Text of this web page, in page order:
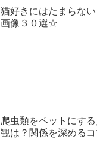
猫好きにはたまらな
画像３０選☆
爬虫類をペットにす
観は？関係を深めるコ